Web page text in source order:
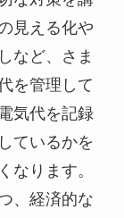
見える化や
など、さま
を管理して
気代を記録
ているかを
なります。
、経済的な